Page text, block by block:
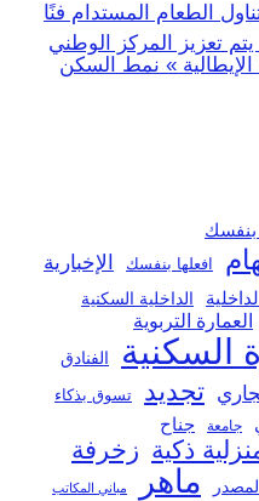
الطعام المستدام فنًا
يتم تعزيز المركز الوطني
الإيطالية » نمط السكن
بنفسك
افعلها بنفسك الإخبارية
الداخلية الداخلية السكنية
العمارة التربوية
السكنية الفنادق
تجديد تسوق بذكاء
جامعة جناح
ذكية زخرفة
ماهر مباني المكاتب